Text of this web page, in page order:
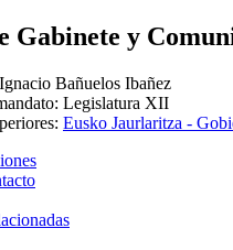
Gabinete y
Bañuelos Ibañez
: Legislatura XII
: Eusko Jaurlaritza -